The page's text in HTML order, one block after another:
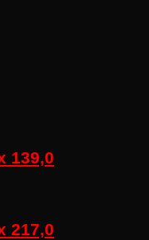
139,0
217,0